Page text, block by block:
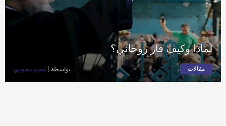
لماذا وكيف فاز روحاني؟
مقالات بواسطة مجيد محمدي